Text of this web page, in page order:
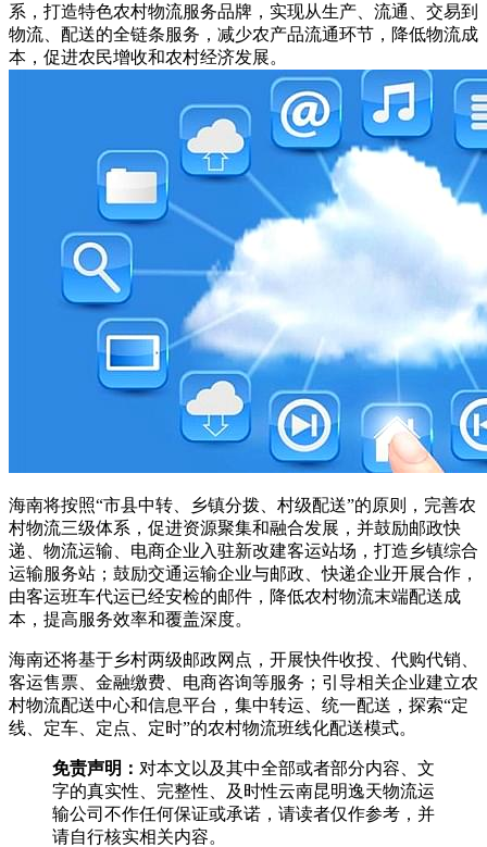
系，打造特色农村物流服务品牌，实现从生产、流通、交易到
物流、配送的全链条服务，减少农产品流通环节，降低物流成
本，促进农民增收和农村经济发展。
海南将按照“市县中转、乡镇分拨、村级配送”的原则，完善农
村物流三级体系，促进资源聚集和融合发展，并鼓励邮政快
递、物流运输、电商企业入驻新改建客运站场，打造乡镇综合
运输服务站；鼓励交通运输企业与邮政、快递企业开展合作，
由客运班车代运已经安检的邮件，降低农村物流末端配送成
本，提高服务效率和覆盖深度。
海南还将基于乡村两级邮政网点，开展快件收投、代购代销、
客运售票、金融缴费、电商咨询等服务；引导相关企业建立农
村物流配送中心和信息平台，集中转运、统一配送，探索“定
线、定车、定点、定时”的农村物流班线化配送模式。
免责声明： 对本文以及其中全部或者部分内容、文
字的真实性、完整性、及时性云南昆明逸天物流运
输公司不作任何保证或承诺，请读者仅作参考，并
请自行核实相关内容。